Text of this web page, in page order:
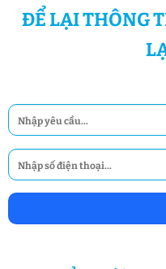
ĐỂ LẠI THÔNG